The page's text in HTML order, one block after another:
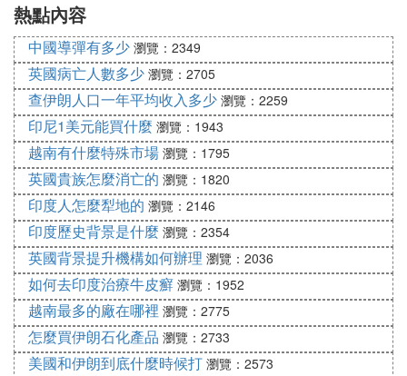
以及談話中粗話不斷，會被看成是沒有受過教育的粗
野表現。在英國期間，我和我的中國同事們聽到使用
頻率最高的話是：「謝謝您」、「請原諒」、「對不
起」、「不客氣」。沃里克學院的教學樓前，有一條
小路，早上上課前多站滿了人，後來的人經過小路
時，別人讓路必然得到一聲聲和「謝謝您」；若有人
沒有注意到，他會主動地說：「請原諒」！公交車、
商店裡、酒吧間所有的公共場合都是如此。而且他們
語調緩和，真誠朴實，毫無矯揉造作之嫌。聲聲「謝
謝您」使人倍感社會的溫暖，句句「請原諒」讓人覺
得社會的和諧。據英國人自己說：他們常說這三句
話，不僅別人快樂，自己也快樂。那麼英國人的紳士
風氣是怎麼形成的呢？一是英國較美國或其它歐洲國
家歷史長，封建統治使英國人更容忍，加之英國在相
對孤立的群島上，思想形成了保守的性格；二是維多
利亞女王在位六十年，她在位的時期是英國逐漸走向
熱點內容
中國導彈有多少 瀏覽：2349
英國病亡人數多少 瀏覽：2705
查伊朗人口一年平均收入多少 瀏覽：2259
印尼1美元能買什麼 瀏覽：1943
越南有什麼特殊市場 瀏覽：1795
英國貴族怎麼消亡的 瀏覽：1820
印度人怎麼犁地的 瀏覽：2146
印度歷史背景是什麼 瀏覽：2354
英國背景提升機構如何辦理 瀏覽：2036
如何去印度治療牛皮癬 瀏覽：1952
越南最多的廠在哪裡 瀏覽：2775
怎麼買伊朗石化產品 瀏覽：2733
美國和伊朗到底什麼時候打 瀏覽：2573